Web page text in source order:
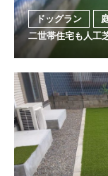
ドッグラン
二世帯住宅も人工